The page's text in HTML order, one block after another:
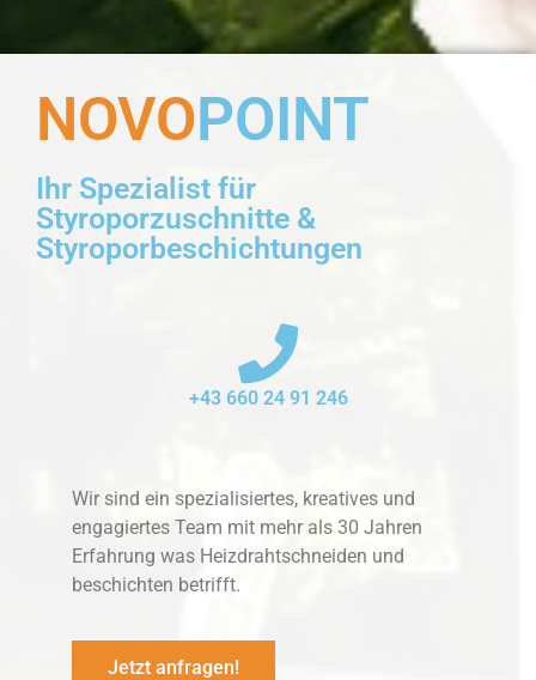
NOVOPOINT
Ihr Spezialist für
Styroporzuschnitte &
Styroporbeschichtungen
+43 660 24 91 246
Wir sind ein spezialisiertes, kreatives und
engagiertes Team mit mehr als 30 Jahren
Erfahrung was Heizdrahtschneiden und
beschichten betrifft.
Jetzt anfragen!